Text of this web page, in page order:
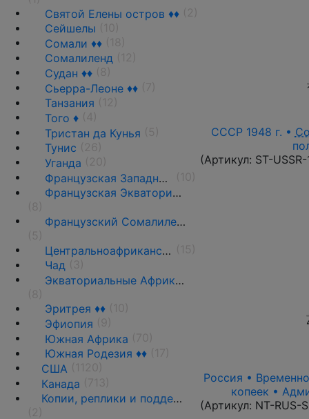
Святой Елены остров ♦♦
Сейшелы
Сомали ♦♦
Сомалиленд
Судан ♦♦
Сьерра-Леоне ♦♦
Танзания
Того ♦
Тристан да Кунья
Тунис
Уганда
Французская Западная Африка ♦♦
Французская Экваториальная Африка ♦♦
Французский Сомалиленд ♦♦
Центральноафриканский союз
Чад
Экваториальные Африканские страны ♦♦
Эритрея ♦♦
Эфиопия
Южная Африка
Южная Родезия ♦♦
США
Канада
Копии, реплики и подделки
СССР 1948 г. •
(Артикул: ST-
Россия •
копеек •
(Артикул: NT-RUS-